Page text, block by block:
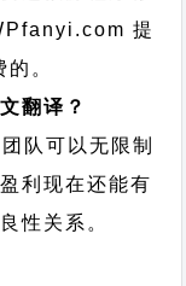
提
。
翻译？
队可以无限制
利现在还能有
性关系。